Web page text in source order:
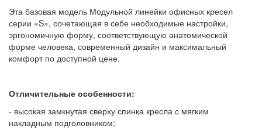
Эта базовая модель Модульной линейки офисных кресел
серии «S», сочетающая в себе необходимые настройки,
эргономичную форму, соответствующую анатомической
форме человека, современный дизайн и максимальный
комфорт по доступной цене.
Отличительные особенности:
- высокая замкнутая сверху спинка кресла с мягким
накладным подголовником;